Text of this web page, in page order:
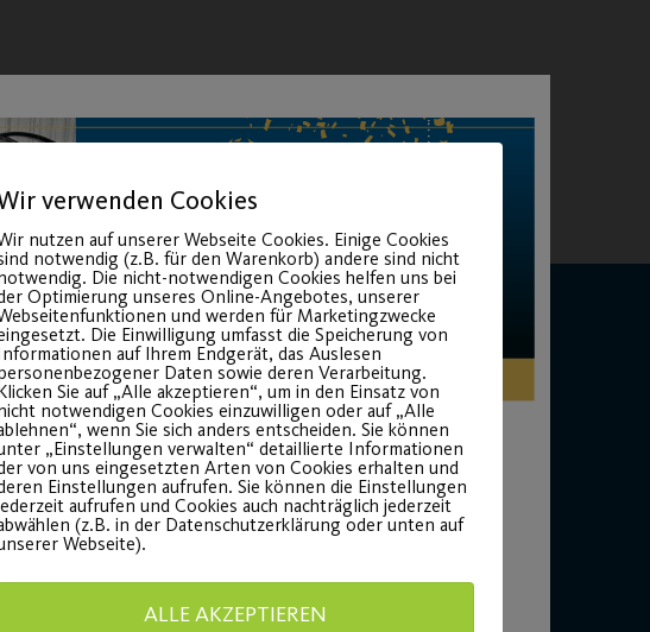
Generalausrüster
verwenden Cookies
nutzen auf unserer Webseite Cookies. Einige Cookies
notwendig (z.B. für den Warenkorb) andere sind nicht
Die nicht-notwendigen Cookies helfen uns bei
Optimierung unseres Online-Angebotes, unserer
und werden für Marketingzwecke
Die Einwilligung umfasst die Speicherung von
auf Ihrem Endgerät, das Auslesen
Daten sowie deren Verarbeitung.
Sie auf „Alle akzeptieren“, um in den Einsatz von
notwendigen Cookies einzuwilligen oder auf „Alle
wenn Sie sich anders entscheiden. Sie können
„Einstellungen verwalten“ detaillierte Informationen
von uns eingesetzten Arten von Cookies erhalten und
Einstellungen aufrufen. Sie können die Einstellungen
aufrufen und Cookies auch nachträglich jederzeit
(z.B. in der Datenschutzerklärung oder unten auf
Webseite).
ALLE AKZEPTIEREN
Sichere dir dein Ticket
für unsere
Jubiläumsfeier!